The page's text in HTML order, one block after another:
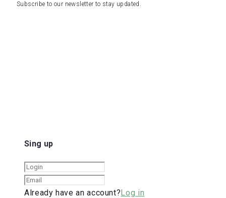
Subscribe to our newsletter to stay updated.
Sing up
Already have an account?Log in